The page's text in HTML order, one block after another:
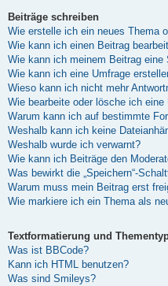
Beiträge schreiben
Wie erstelle ich ein neues Thema
Wie kann ich einen Beitrag
Wie kann ich meinem Beitrag eine
Wie kann ich eine Umfrage
Wieso kann ich nicht mehr
Wie bearbeite oder lösche ich eine
Warum kann ich auf bestimmte
Weshalb kann ich keine
Weshalb wurde ich verwarnt?
Wie kann ich Beiträge den
Was bewirkt die „Speichern“-
Warum muss mein Beitrag erst
Wie markiere ich ein Thema als
Textformatierung und
Was ist BBCode?
Kann ich HTML benutzen?
Was sind Smileys?